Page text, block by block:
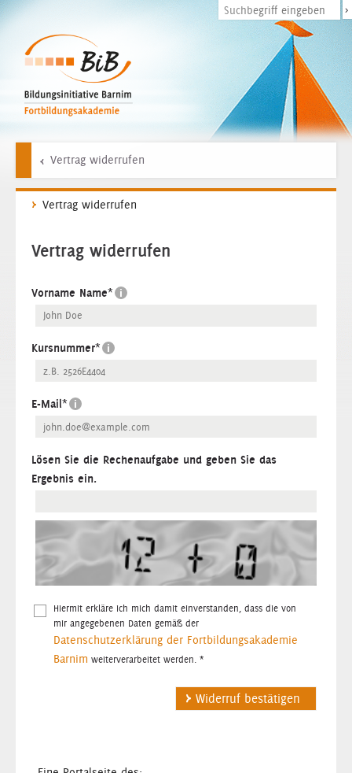
>
Vertrag widerrufen
Vertrag widerrufen
Vertrag widerrufen
Vorname Name*
Kursnummer*
E-Mail*
Lösen Sie die Rechenaufgabe und geben Sie das
Ergebnis ein.
Hiermit erkläre ich mich damit einverstanden, dass die von
mir angegebenen Daten gemäß der
Datenschutzerklärung der Fortbildungsakademie
Barnim weiterverarbeitet werden. *